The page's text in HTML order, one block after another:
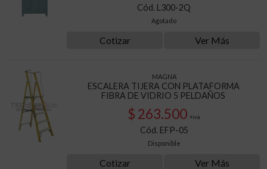
Cód. L300-2Q
Agotado
Cotizar Ver Más
MAGNA
ESCALERA TIJERA CON PLATAFORMA
FIBRA DE VIDRIO 5 PELDAÑOS
$ 263.500 +iva
Cód. EFP-05
Disponible
Cotizar Ver Más